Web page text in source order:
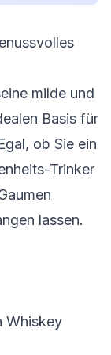
milde und
Basis für
ob Sie ein
Trinker
lassen.
Whiskey